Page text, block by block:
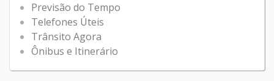
Previsão do Tempo
Telefones Úteis
Trânsito Agora
Ônibus e Itinerário